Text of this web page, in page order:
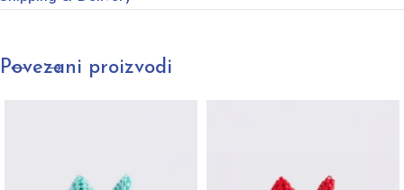
Povezani proizvodi